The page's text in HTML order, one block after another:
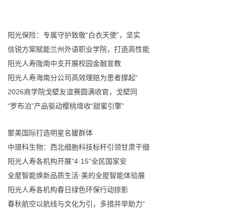
阳光保险：专属守护致敬“白衣天使”，坚实
信锐方案赋能兰州外语职业学院，打造高性能
阳光人寿陇南中支开展校园金融宣教
阳光人寿海南分公司高效理赔为患者撑起“
2026商学院戈壁友谊赛圆满收官，戈壁同
“罗布泊”产品驱动樱桃增收“甜蜜引擎”
聚美国际打造明星名媛群体
中璟科生物：西北细胞科技标杆引领甘肃干细
阳光人寿各机构开展“4·15”全民国家安
全屋智能焕新品质生活·美的全屋智能体验展
阳光人寿各机构春日绿色环保行动掠影
春秋航空以航线与文化为引，多措并举助力“